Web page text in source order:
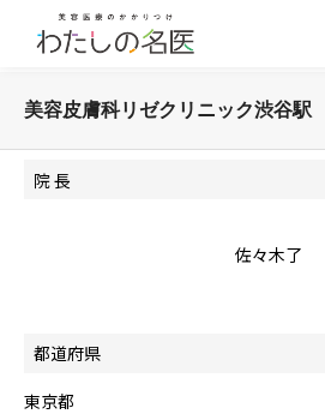
美容皮膚科リゼクリニック渋谷駅
院 長
佐々木了
都道府県
東京都